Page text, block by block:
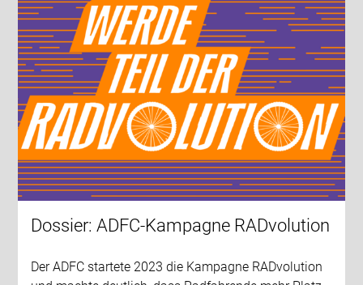
Dossier: ADFC-Kampagne RADvolution
Der ADFC startete 2023 die Kampagne RADvolution